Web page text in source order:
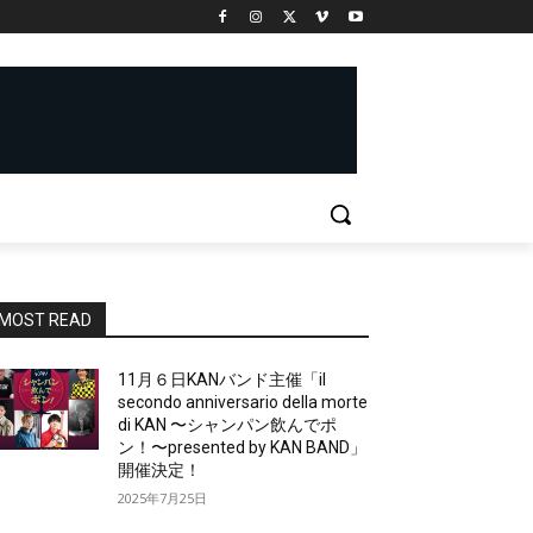
READ
11月６日KANバンド主催「il
secondo anniversario della morte
di KAN 〜シャンパン飲んでポ
ン！〜presented by KAN BAND」
開催決定！
2025年7月25日